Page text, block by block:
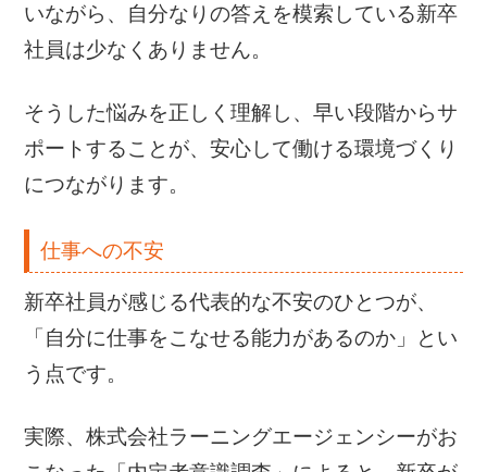
いながら、自分なりの答えを模索している新卒
社員は少なくありません。
そうした悩みを正しく理解し、早い段階からサ
ポートすることが、安心して働ける環境づくり
につながります。
仕事への不安
新卒社員が感じる代表的な不安のひとつが、
「自分に仕事をこなせる能力があるのか」とい
う点です。
実際、株式会社ラーニングエージェンシーがお